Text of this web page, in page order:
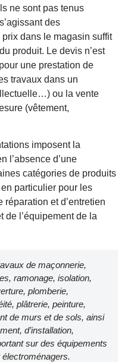
ne sont pas tenus
des
prix dans le magasin suffit
produit. Le devis n’est
une prestation de
travaux dans un
ou la vente
(vêtement,
imposent la
l’absence d’une
catégories de produits
particulier pour les
et d’entretien
de l’équipement de la
de maçonnerie,
ramonage, isolation,
plomberie,
plâtrerie, peinture,
de murs et de sols, ainsi
d’installation,
sur des équipements